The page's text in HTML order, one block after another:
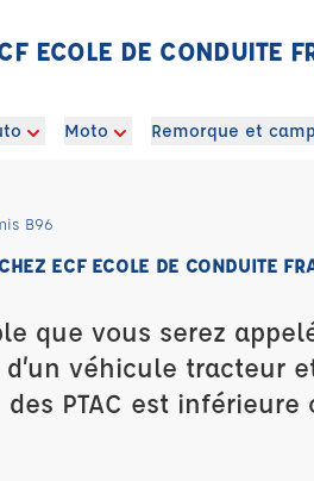
ECOLE DE CONDUITE
Moto Remorque et
B96
ECF ECOLE DE CONDUITE
que vous serez
véhicule tracteur
des PTAC est